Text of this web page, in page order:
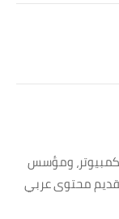
مجال الكمبيوتر، ومؤسس
محتوى عربي